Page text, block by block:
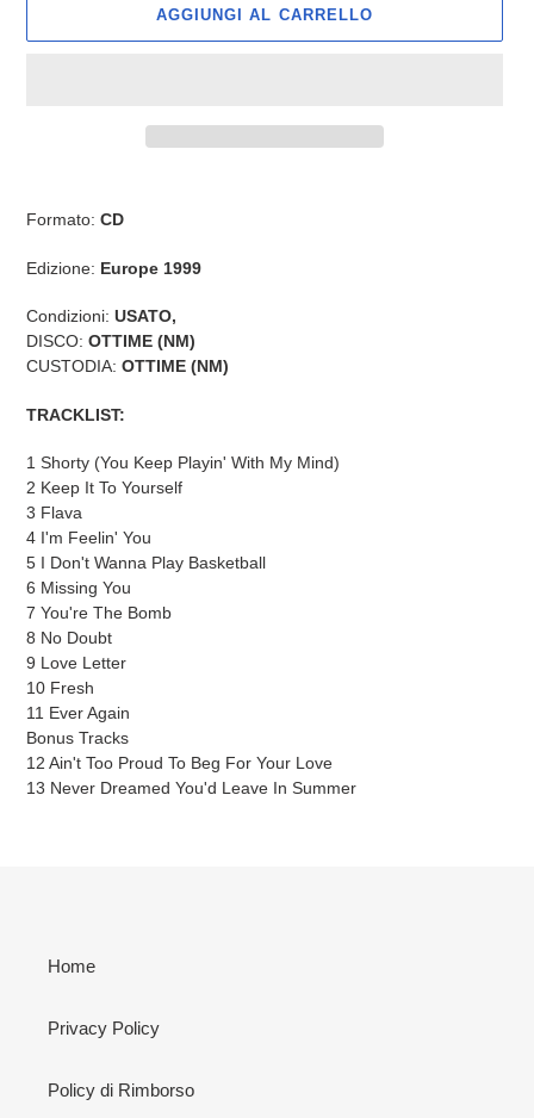
AGGIUNGI AL CARRELLO
nel
Formato: CD
Edizione: Europe 1999
Condizioni: USATO,
DISCO: OTTIME (NM)
CUSTODIA: OTTIME (NM)
TRACKLIST:
1 Shorty (You Keep Playin' With My Mind)
2 Keep It To Yourself
3 Flava
4 I'm Feelin' You
5 I Don't Wanna Play Basketball
6 Missing You
7 You're The Bomb
8 No Doubt
9 Love Letter
10 Fresh
11 Ever Again
Bonus Tracks
12 Ain't Too Proud To Beg For Your Love
13 Never Dreamed You'd Leave In Summer
Home
Privacy Policy
Policy di Rimborso